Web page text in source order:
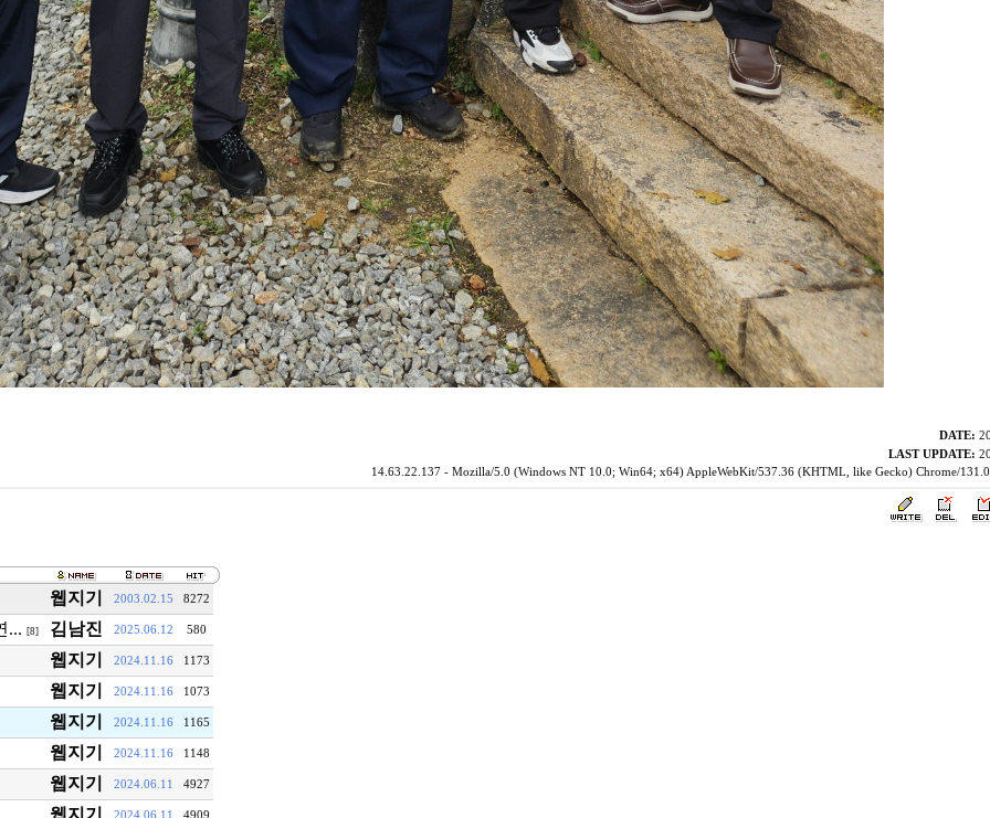
DATE:
LAST UPDATE:
14.63.22.137 - Mozilla/5.0 (Windows NT 10.0; Win64; x64) AppleWebKit/537.36 (KHTML, like Gecko) Chrome/
웹지기 2003.02.15 8272
... [8] 김남진 2025.06.12 580
웹지기 2024.11.16 1173
웹지기 2024.11.16 1073
웹지기 2024.11.16 1165
웹지기 2024.11.16 1148
웹지기 2024.06.11 4927
웹지기 2024.06.11 4909